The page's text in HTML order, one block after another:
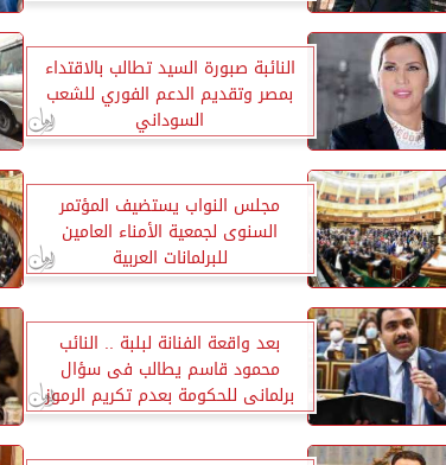
النائبة صبورة السيد تطالب بالاقتداء
بمصر وتقديم الدعم الفوري للشعب
السوداني
مجلس النواب يستضيف المؤتمر
السنوى لجمعية الأمناء العامين
للبرلمانات العربية
بعد واقعة الفنانة لبلبة .. النائب
محمود قاسم يطالب فى سؤال
برلمانى للحكومة بعدم تكريم الرموز
على نفقة الدولة